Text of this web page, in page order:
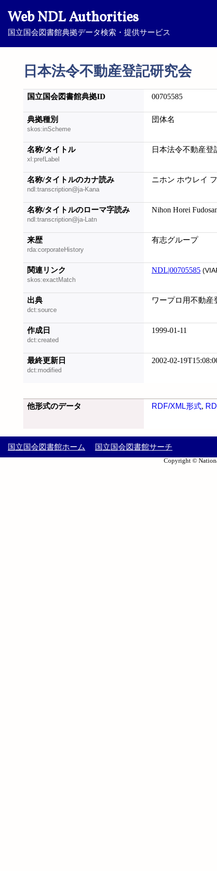
Web NDL Authorities
国立国会図書館典拠データ検索・提供サービス
日本法令不動産登記研究会
国立国会図書館典拠ID 00705585
典拠種別
skos:inScheme
団体名
名称/タイトル
xl:prefLabel
日本法令不動産登
名称/タイトルのカナ読み
ndl:transcription@ja-Kana
ニホン ホウレイ
名称/タイトルのローマ字読み
ndl:transcription@ja-Latn
Nihon Horei
来歴
rda:corporateHistory
有志グループ
関連リンク
skos:exactMatch
NDL|00705585
出典
dct:source
ワープロ用不動産
作成日
dct:created
1999-01-11
最終更新日
dct:modified
2002-02-
他形式のデータ RDF/XML形式,
国立国会図書館ホーム 国立国会図書館サーチ
Copyright ©